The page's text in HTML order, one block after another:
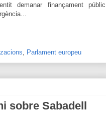
demanar finançament públic
, Parlament europeu
sobre Sabadell